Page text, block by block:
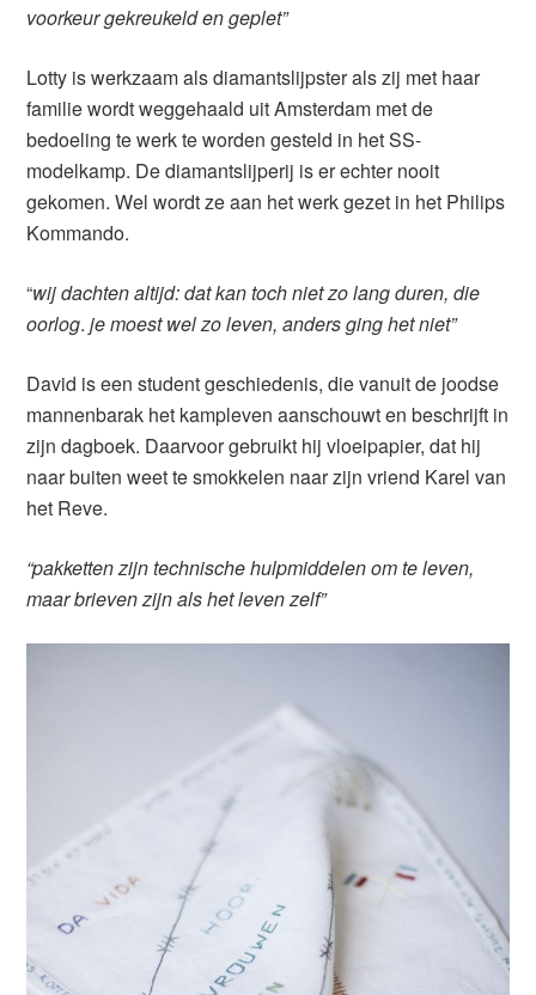
voorkeur gekreukeld en geplet”
Lotty is werkzaam als diamantslijpster als zij met haar
familie wordt weggehaald uit Amsterdam met de
bedoeling te werk te worden gesteld in het SS-
modelkamp. De diamantslijperij is er echter nooit
gekomen. Wel wordt ze aan het werk gezet in het Philips
Kommando.
“wij dachten altijd: dat kan toch niet zo lang duren, die
oorlog.je moest wel zo leven, anders ging het niet”
David is een student geschiedenis, die vanuit de joodse
mannenbarak het kampleven aanschouwt en beschrijft in
zijn dagboek. Daarvoor gebruikt hij vloeipapier, dat hij
naar buiten weet te smokkelen naar zijn vriend Karel van
het Reve.
“pakketten zijn technische hulpmiddelen om te leven,
maar brieven zijn als het leven zelf”